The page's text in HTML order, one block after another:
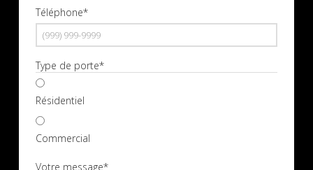
Téléphone*
Type de porte*
Résidentiel
Commercial
Votre message*